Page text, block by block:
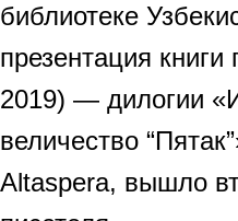
библиотеке
презентация
2019) — дилогии
величество
Altaspera, вышло